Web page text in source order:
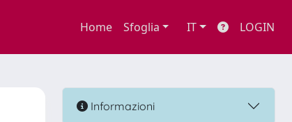
Home Sfoglia IT LOGIN
Informazioni